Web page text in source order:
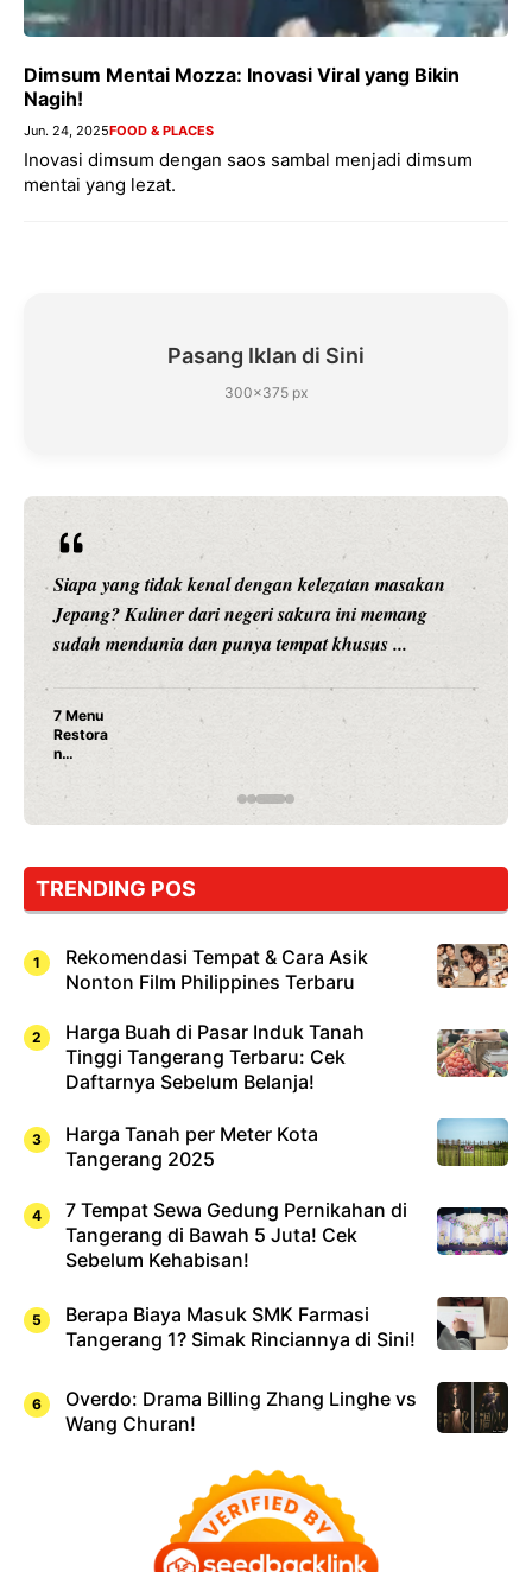
Dimsum Mentai Mozza: Inovasi Viral yang Bikin
Nagih!
Jun. 24, 2025FOOD & PLACES
Inovasi dimsum dengan saos sambal menjadi dimsum
mentai yang lezat.
Pasang Iklan di Sini
300×375 px
Siapa yang tidak kenal dengan kelezatan masakan
Jepang? Kuliner dari negeri sakura ini memang
sudah mendunia dan punya tempat khusus ...
7 Menu
Restora
n
Jepang
yang
Dicoba,
Cuma
Sushi!
TRENDING POS
Rekomendasi Tempat & Cara Asik
Nonton Film Philippines Terbaru
Harga Buah di Pasar Induk Tanah
Tinggi Tangerang Terbaru: Cek
Daftarnya Sebelum Belanja!
Harga Tanah per Meter Kota
Tangerang 2025
7 Tempat Sewa Gedung Pernikahan di
Tangerang di Bawah 5 Juta! Cek
Sebelum Kehabisan!
Berapa Biaya Masuk SMK Farmasi
Tangerang 1? Simak Rinciannya di Sini!
Overdo: Drama Billing Zhang Linghe vs
Wang Churan!